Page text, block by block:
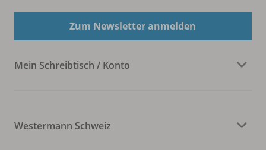
Zum Newsletter anmelden
Mein Schreibtisch / Konto
Westermann Schweiz